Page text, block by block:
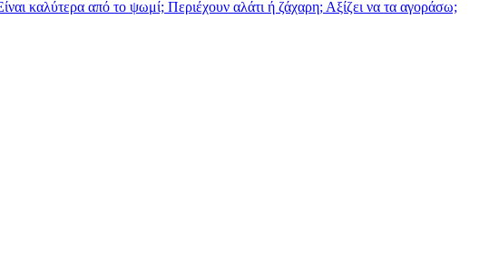
καλύτερα από το ψωμί; Περιέχουν αλάτι ή ζάχαρη; Αξίζει να τα αγοράσω;